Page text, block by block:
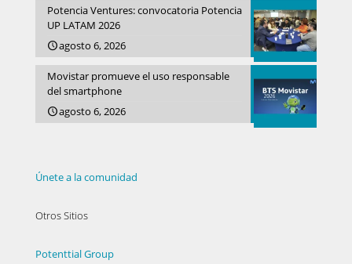
Potencia Ventures: convocatoria Potencia
UP LATAM 2026
agosto 6, 2026
Movistar promueve el uso responsable
del smartphone
agosto 6, 2026
Únete a la comunidad
Otros Sitios
Potenttial Group